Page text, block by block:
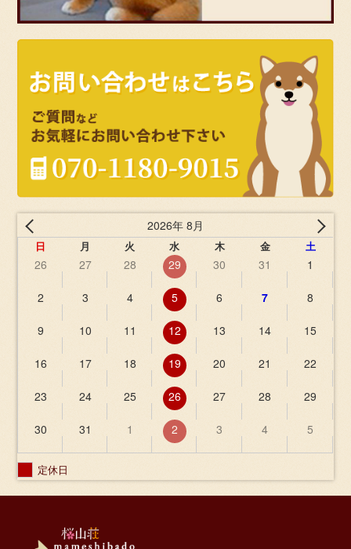
2026年 8月
日 月 火 水 木 金 土
26 27 28 29 30 31 1
2 3 4 5 6 7 8
9 10 11 12 13 14 15
16 17 18 19 20 21 22
23 24 25 26 27 28 29
30 31 1 2 3 4 5
定休日